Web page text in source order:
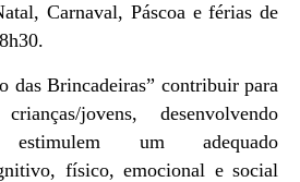
Carnaval, Páscoa e férias de
das Brincadeiras” contribuir para
jovens, desenvolvendo
um adequado
físico, emocional e social